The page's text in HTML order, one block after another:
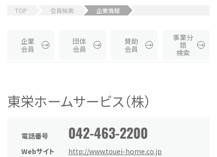
TOP 会員検索 企業情報
企業
会員
団体
会員
賛助
会員
事業分
類
検索
東栄ホームサービス（株）
電話番号 042-463-2200
Webサイト http://www.touei-home.co.jp